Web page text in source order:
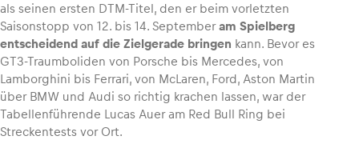
als seinen ersten DTM-Titel, den er beim vorletzten
Saisonstopp von 12. bis 14. Septemberam Spielberg
entscheidend auf die Zielgerade bringen kann. Bevor es
GT3-Traumboliden von Porsche bis Mercedes, von
Lamborghini bis Ferrari, von McLaren, Ford, Aston Martin
über BMW und Audi so richtig krachen lassen, war der
Tabellenführende Lucas Auer am Red Bull Ring bei
Streckentests vor Ort.